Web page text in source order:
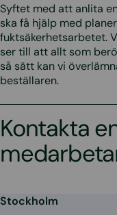
Syftet med att anlita
ska få hjälp med
fuktsäkerhetsarbetet.
ser till att allt som
så sätt kan vi
beställaren.
Kontakta
Stockholm